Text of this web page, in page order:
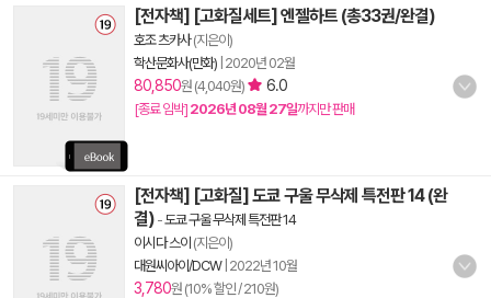
[전자책] [고화질세트] 엔젤하트 (총33권/완결)
호조 츠카사(지은이)
학산문화사(만화) 2020년 02월
80,850원 (4,040원) 6.0
[종료 임박] 2026년 08월 27일까지만 판매
[전자책] [고화질] 도쿄 구울 무삭제 특전판 14 (완
결) -도쿄 구울 무삭제 특전판 14
이시다 스이 (지은이)
대원씨아이/DCW| 2022년 10월
3,780원 (10% 할인 / 210원)